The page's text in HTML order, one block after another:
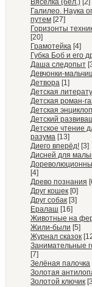
Вяселка (бел.) [2]
Галилео. Наука
путем [27]
Горизонты
[20]
Грамотейка [4]
Губка Боб и его
Даша следопыт
Девчонки-
Детвора [1]
Детская
Детская роман-
Детская
Детский
Детское чтение
разума [13]
Диего вперёд! [3]
Дисней для
[4]
Древо познания
Друг кошек [0]
Друг собак [3]
Ералаш [16]
Животные на
Жили-были [5]
Журнал сказок
Занимательные
[7]
Зелёная палочка
Золотая
Золотой ключик